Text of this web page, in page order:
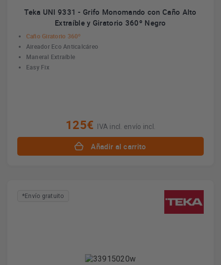
Teka UNI 9331 - Grifo Monomando con Caño Alto
Extraíble y Giratorio 360º Negro
Caño Giratorio 360º
Aireador Eco Anticalcáreo
Maneral Extraíble
Easy Fix
125€ IVA incl. envío incl.
Añadir al carrito
*Envío gratuito